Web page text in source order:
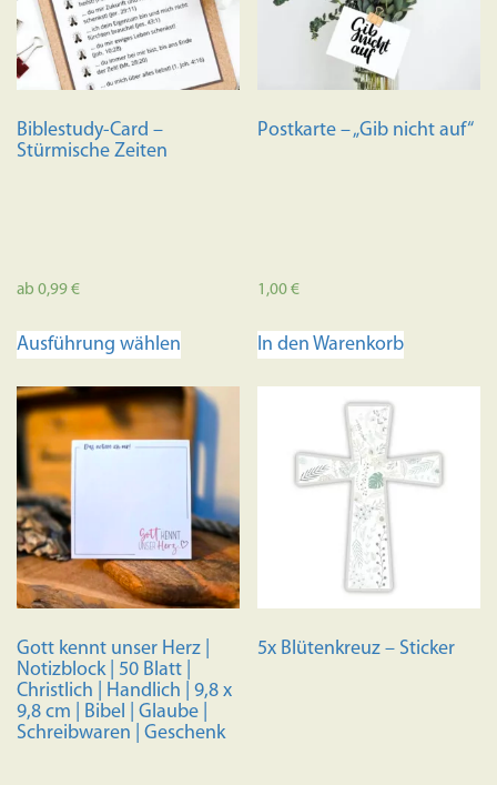
Biblestudy-Card –
Stürmische Zeiten
ab 0,99€
Ausführung wählen
mehrere
Varianten
auf.
Die
Optionen
können
auf
der
gewählt
werden
Postkarte – „Gib nicht auf“
1,00€
In den Warenkorb
Gott kennt unser Herz |
Notizblock | 50 Blatt |
Christlich | Handlich | 9,8 x
9,8 cm | Bibel | Glaube |
Schreibwaren | Geschenk
5x Blütenkreuz – Sticker